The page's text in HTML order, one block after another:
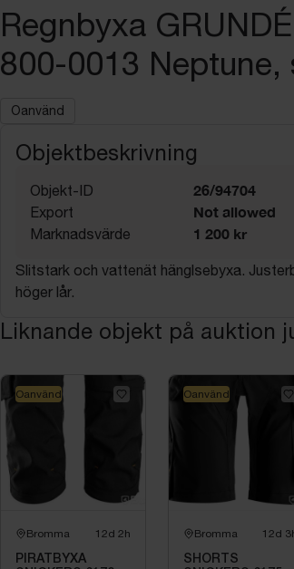
Regnbyxa
800-0013 Neptune,
Oanvänd
Objektbeskrivning
Objekt-ID 26/94704
Export Not allowed
Marknadsvärde 1 200 kr
Slitstark och vattenät hänglsebyxa.
höger lår.
Liknande objekt på auktion
Bromma 12d 2h
PIRATBYXA
Oanvänd
Bromma 12d
SHORTS
Oanvänd